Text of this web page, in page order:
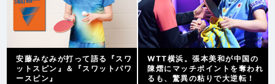
安藤みなみが打って語る『スワ
ットスピン』＆『スワットパワ
ースピン』
WTT横浜。張本美和が中国の
陳熠にマッチポイントを奪われ
るも、驚異の粘りで大逆転！